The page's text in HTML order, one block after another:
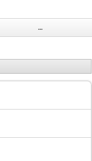
...